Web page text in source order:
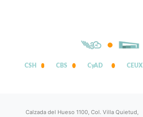
CSH CBS CyAD CEUX
Calzada del Hueso 1100, Col. Villa Quietud,